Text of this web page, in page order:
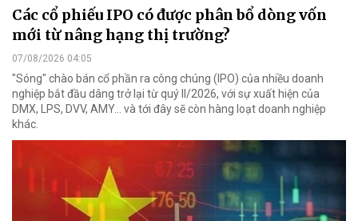
Các cổ phiếu IPO có được phân bổ dòng vốn
mới từ nâng hạng thị trường?
07/08/2026 04:05
"Sóng" chào bán cổ phần ra công chúng (IPO) của nhiều doanh
nghiệp bắt đầu dâng trở lại từ quý II/2026, với sự xuất hiện của
DMX, LPS, DVV, AMY... và tới đây sẽ còn hàng loạt doanh nghiệp
khác.